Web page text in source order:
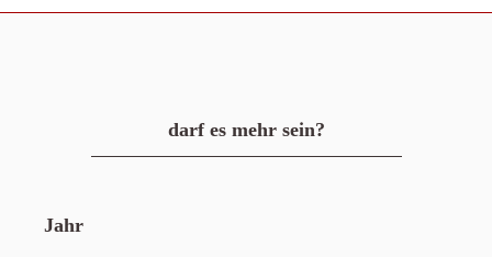
darf es mehr sein?
Jahr